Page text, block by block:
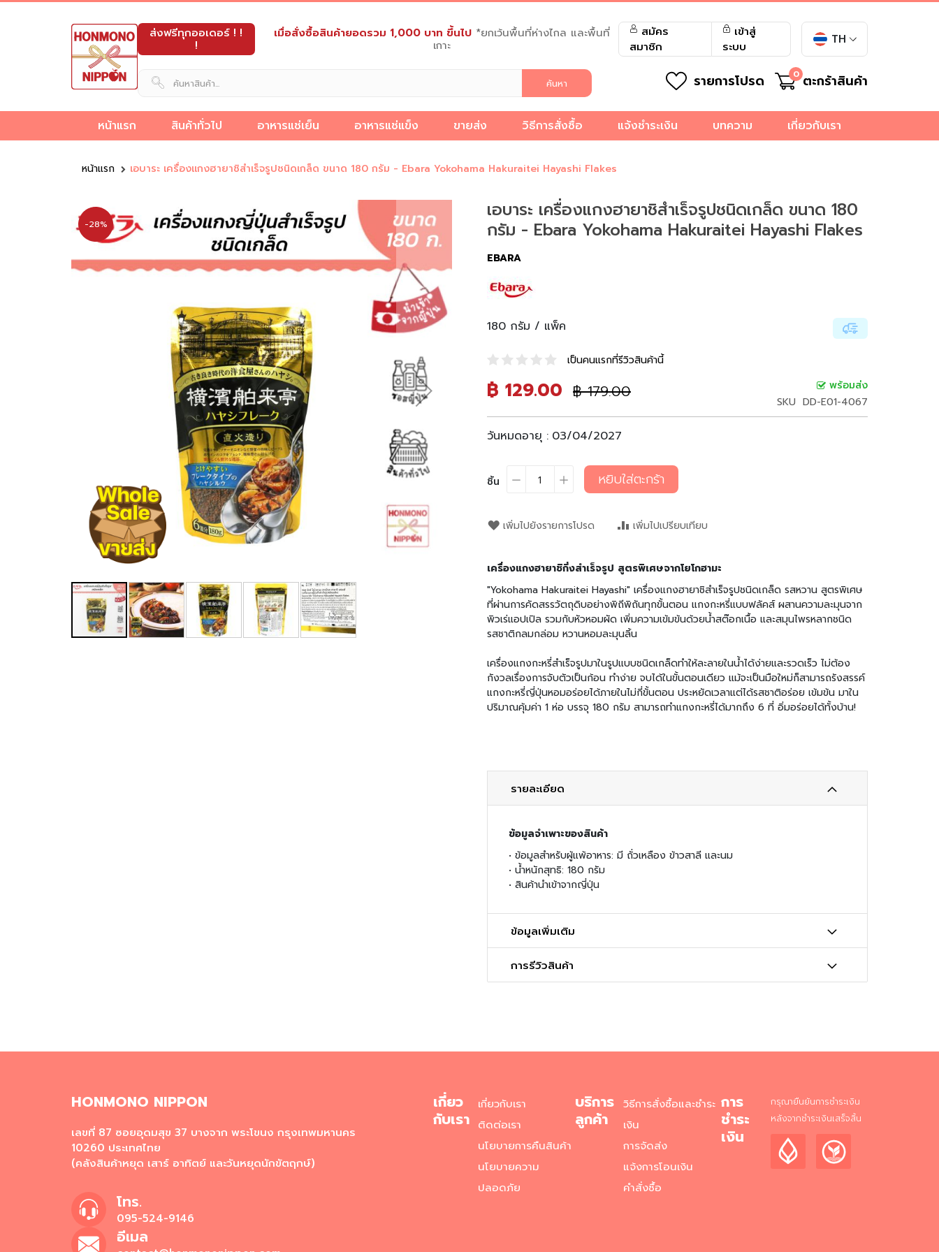
ส่งฟรีทุกออเดอร์ ! !
!
เมื่อสั่งซื้อสินค้ายอดรวม 1,000 บาท ขึ้นไป*ยกเว้นพื้นที่ห่างไกล และพื้นที่
เกาะ
สมัคร
สมาชิก
เข้าสู่
ระบบ
TH
รายการโปรด ตะกร้าสินค้า
0
แข็ง
ขายส่ง
อาหาร
แข็ง
วัตถุดิบอาหาร
สำเร็จรูป
เครื่อง
ญี่ปุ่น
ผลิต
อรี่
นม
ดื่ม
การแจ้ง
เกี่ยว
เรา
หน้าแรก สินค้าทั่วไป อาหารแช่เย็น อาหารแช่แข็ง ขายส่ง วิธีการสั่งซื้อ แจ้งชำระเงิน บทความ เกี่ยวกับเรา
หน้าแรก เอบาระ เครื่องแกงฮายาชิสำเร็จรูปชนิดเกล็ด ขนาด 180 กรัม - Ebara Yokohama Hakuraitei Hayashi Flakes
เอบาระ เครื่องแกงฮายาชิสำเร็จรูปชนิดเกล็ด ขนาด 180
กรัม - Ebara Yokohama Hakuraitei Hayashi Flakes
EBARA
เป็นคนแรกที่รีวิวสินค้านี้
ราคา
฿ 129.00 ราคา
฿ 179.00
พร้อมส่ง
SKU DD-E01-4067
180 กรัม / แพ็ค
วันหมดอายุ : 03/04/2027
ชิ้น หยิบใส่ตะกร้า
เพิ่มไปยังรายการโปรด เพิ่มไปเปรียบเทียบ
เครื่องแกงฮายาชิกึ่งสำเร็จรูป สูตรพิเศษจากโยโกฮามะ
"Yokohama Hakuraitei Hayashi" เครื่องแกงฮายาชิสำเร็จรูปชนิดเกล็ด รสหวาน สูตรพิเศษ
ที่ผ่านการคัดสรรวัตถุดิบอย่างพิถีพิถันทุกขั้นตอน แกงกะหรี่แบบฟลัคส์ ผสานความละมุนจาก
พิวเร่แอปเปิล รวมกับหัวหอมผัด เพิ่มความเข้มข้นด้วยน้ำสต๊อกเนื้อ และสมุนไพรหลากชนิด
รสชาติกลมกล่อม หวานหอมละมุนลิ้น
เครื่องแกงกะหรี่สำเร็จรูปมาในรูปแบบชนิดเกล็ดทำให้ละลายในน้ำได้ง่ายและรวดเร็ว ไม่ต้อง
กังวลเรื่องการจับตัวเป็นก้อน ทำง่าย จบได้ในขั้นตอนเดียว แม้จะเป็นมือใหม่ก็สามารถรังสรรค์
แกงกะหรี่ญี่ปุ่นหอมอร่อยได้ภายในไม่กี่ขั้นตอน ประหยัดเวลาแต่ได้รสชาติอร่อย เข้มข้น มาใน
ปริมาณคุ้มค่า 1 ห่อ บรรจุ 180 กรัม สามารถทำแกงกะหรี่ได้มากถึง 6 ที่ อิ่มอร่อยได้ทั้งบ้าน!
-28%
รายละเอียด
ข้อมูลจำเพาะของสินค้า
• ข้อมูลสำหรับผู้แพ้อาหาร: มี ถั่วเหลือง ข้าวสาลี และนม
• น้ำหนักสุทธิ: 180 กรัม
• สินค้านำเข้าจากญี่ปุ่น
ข้อมูลเพิ่มเติม
การรีวิวสินค้า
HONMONO NIPPON
เลขที่ 87 ซอยอุดมสุข 37 บางจาก พระโขนง กรุงเทพมหานคร
10260 ประเทศไทย
(คลังสินค้าหยุด เสาร์ อาทิตย์ และวันหยุดนักขัตฤกษ์)
โทร.
095-524-9146
อีเมล
เกี่ยว
กับเรา
เกี่ยวกับเรา
ติดต่อเรา
นโยบายการคืนสินค้า
นโยบายความ
ปลอดภัย
บริการ
ลูกค้า
วิธีการสั่งซื้อและชำระ
เงิน
การจัดส่ง
แจ้งการโอนเงิน
คำสั่งซื้อ
การ
ชำระ
เงิน
กรุณายืนยันการชำระเงิน
หลังจากชำระเงินเสร็จสิ้น